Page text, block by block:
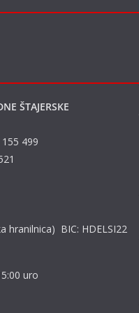
ŠTAJERSKE
499
hranilnica) BIC: HDELSI22
uro